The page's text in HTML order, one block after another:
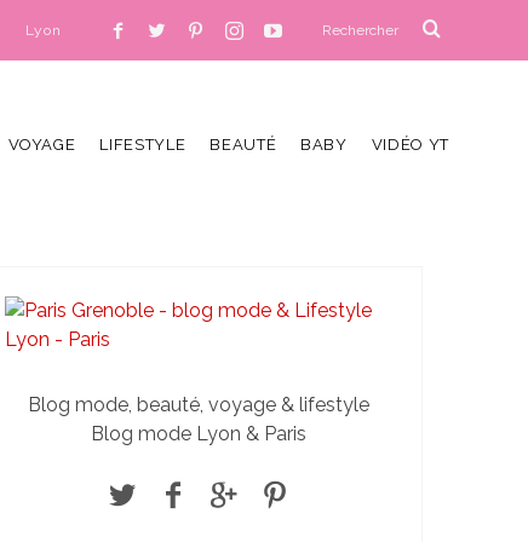
Lyon
VOYAGE LIFESTYLE BEAUTÉ BABY VIDÉO YT
Blog mode, beauté, voyage & lifestyle
Blog mode Lyon & Paris